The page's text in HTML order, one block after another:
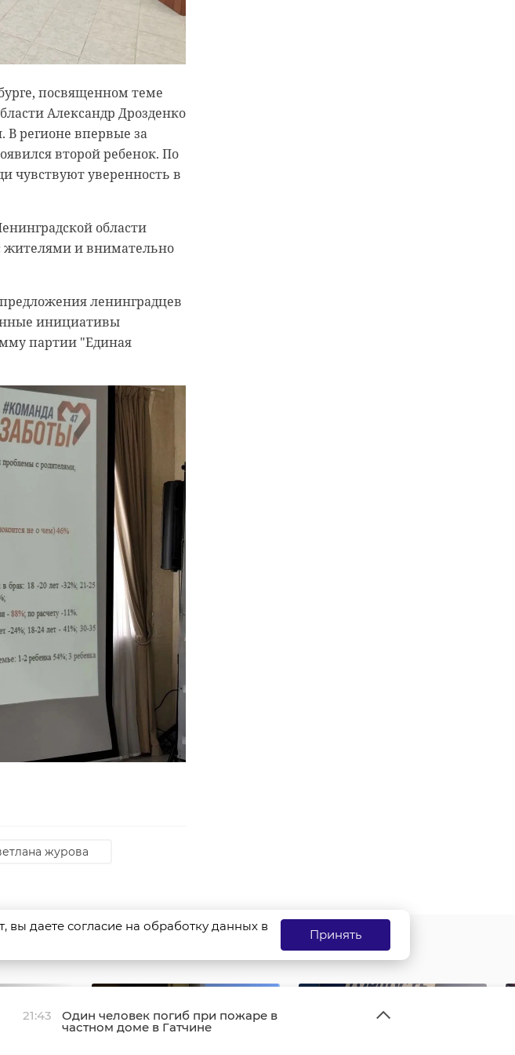
посвященном теме
Александр Дрозденко
В регионе впервые за
второй ребенок. По
чувствуют уверенность в
области
жителями и внимательно
ленинградцев
инициативы
партии "Единая
журова
губернатор по
21:43 Один человек погиб при пожаре в
частном доме в Гатчине
вы даете согласие на обработку данных в
Принять